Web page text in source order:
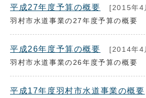
平成27年度予算の概要
[2015年4
羽村市水道事業の27年度予算の概要
平成26年度予算の概要
[2014年4
羽村市水道事業の26年度予算の概要
平成17年度羽村市水道事業の概要